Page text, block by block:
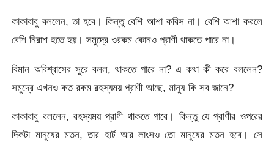
কাকাবাবু বললেন, তা হবে। কিন্তু বেশি আশা করিস না। বেশি আশা করলে
বেশি নিরাশ হতে হয়। সমুদ্রে ওরকম কোনও প্রাণী থাকতে পারে না।
বিমান অবিশ্বাসের সুরে বলল, থাকতে পারে না? এ কথা কী করে বললেন?
সমুদ্রে এখনও কত রকম রহস্যময় প্রাণী আছে, মানুষ কি সব জানে?
কাকাবাবু বললেন, রহস্যময় প্রাণী থাকতে পারে। কিন্তু যে প্রাণীর ওপরের
দিকটা মানুষের মতন, তার হার্ট আর লাংসও তো মানুষের মতন হবে। সে